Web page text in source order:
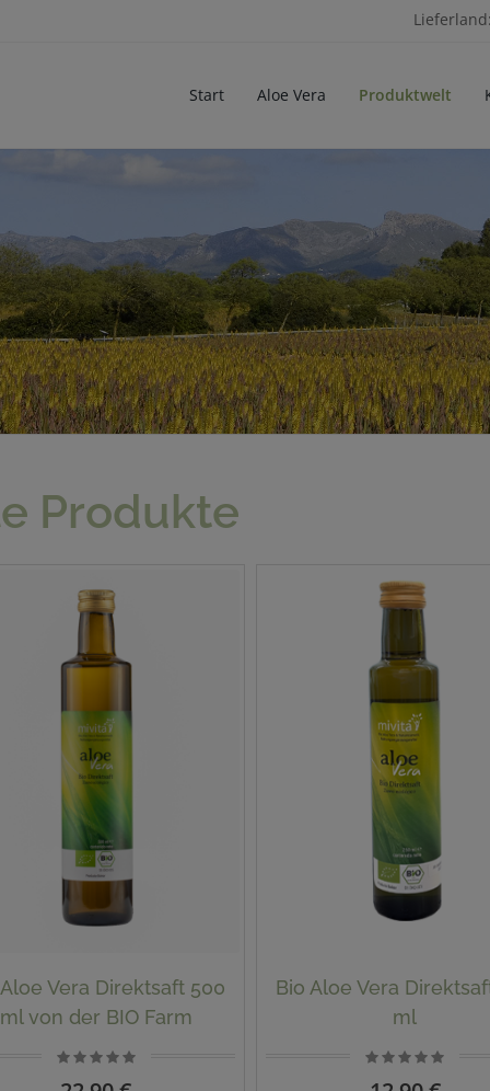
Lieferland:
Start Aloe Vera Produktwelt
Produkte
Vera Direktsaft 500
ml von der BIO Farm
Mallorca
Bio Aloe Vera
ml